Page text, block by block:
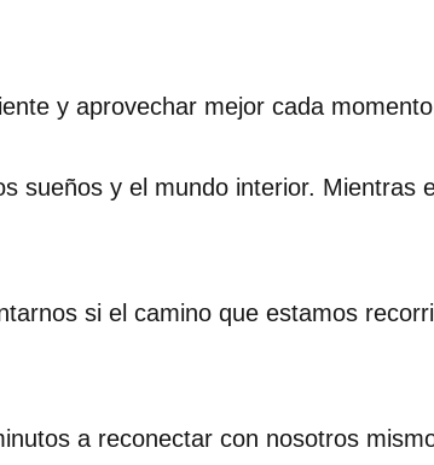
y aprovechar mejor cada
sueños y el mundo interior. Mientras
si el camino que estamos
a reconectar con nosotros